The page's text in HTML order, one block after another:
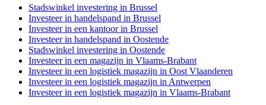
Stadswinkel investering in Brussel
Investeer in handelspand in Brussel
Investeer in een kantoor in Brussel
Investeer in handelspand in Oostende
Stadswinkel investering in Oostende
Investeer in een magazijn in Vlaams-Brabant
Investeer in een logistiek magazijn in Oost Vlaanderen
Investeer in een logistiek magazijn in Antwerpen
Investeer in een logistiek magazijn in Vlaams-Brabant